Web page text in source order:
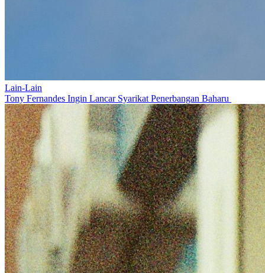
Lain-Lain
Tony Fernandes Ingin Lancar Syarikat Penerbangan Baharu